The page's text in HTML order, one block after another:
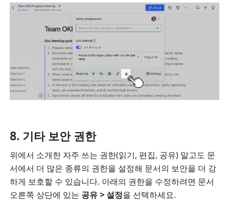
기타 보안 권한
위에서 소개한 자주 쓰는 권한(읽기, 편집, 공유) 말고도 문
서에서 더 많은 종류의 권한을 설정해 문서의 보안을 더 강
하게 보호할 수 있습니다. 아래의 권한을 수정하려면 문서
오른쪽 상단에 있는 공유 > 설정을 선택하세요.